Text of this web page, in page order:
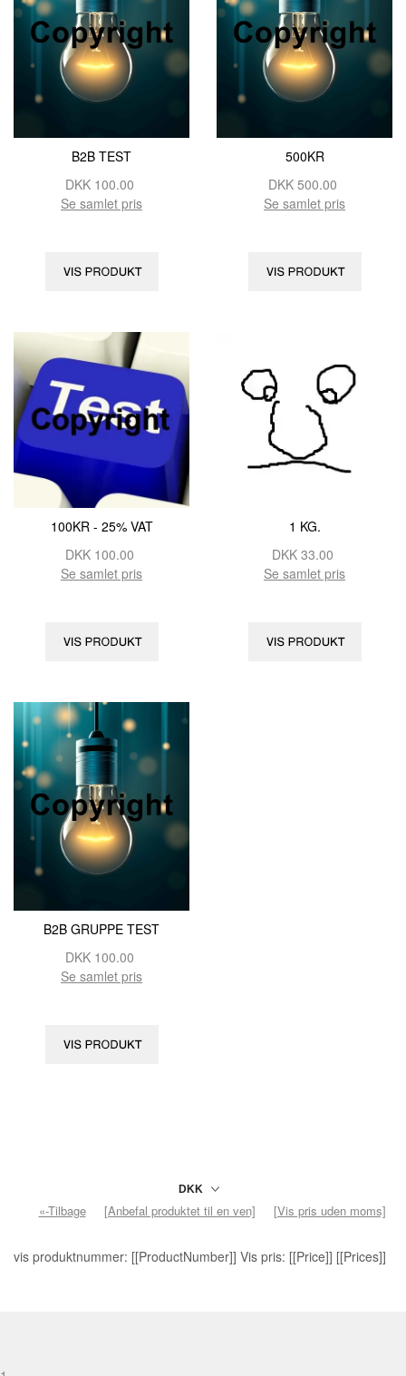
B2B TEST
DKK 100.00
Se samlet pris
500KR
DKK 500.00
Se samlet pris
100KR - 25% VAT
DKK 100.00
Se samlet pris
1 KG.
DKK 33.00
Se samlet pris
B2B GRUPPE TEST
DKK 100.00
Se samlet pris
«-Tilbage [Anbefal produktet til en ven] [Vis pris uden moms]
vis produktnummer: [[ProductNumber]] Vis pris: [[Price]] [[Prices]]